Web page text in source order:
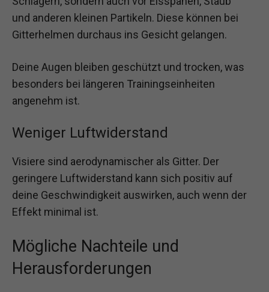
und anderen kleinen Partikeln. Diese können bei
Gitterhelmen durchaus ins Gesicht gelangen.
Deine Augen bleiben geschützt und trocken, was
besonders bei längeren Trainingseinheiten
angenehm ist.
Weniger Luftwiderstand
Visiere sind aerodynamischer als Gitter. Der
geringere Luftwiderstand kann sich positiv auf
deine Geschwindigkeit auswirken, auch wenn der
Effekt minimal ist.
Mögliche Nachteile und
Herausforderungen